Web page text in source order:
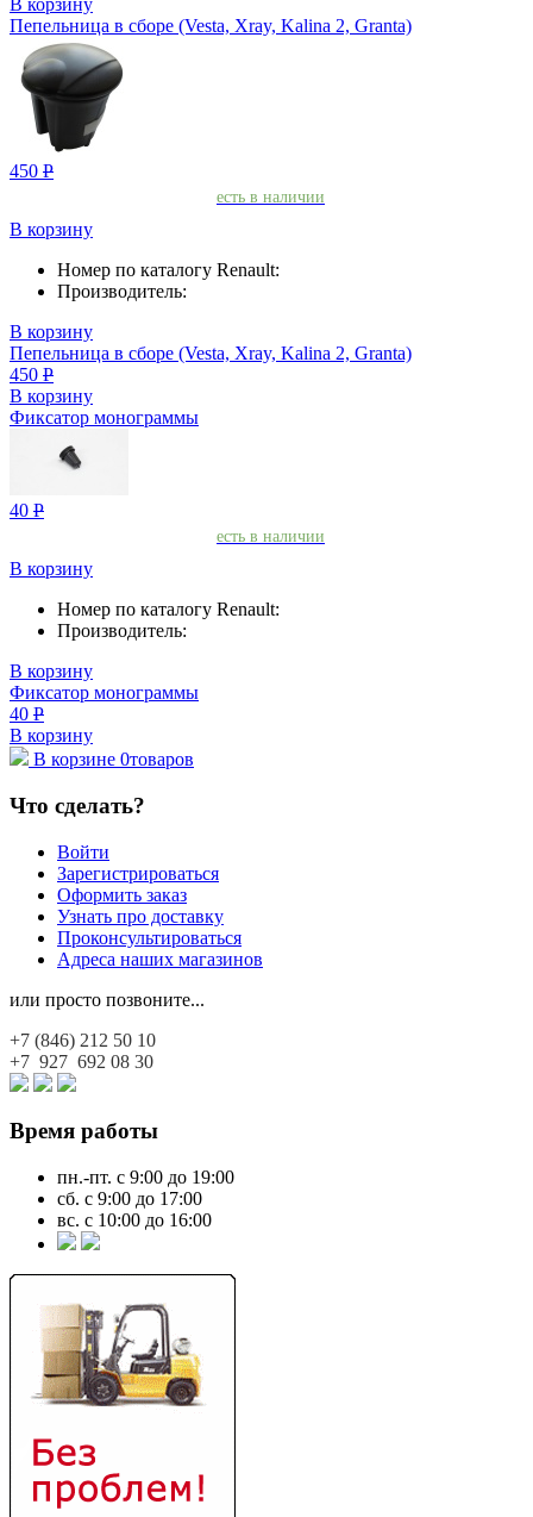
В корзину
Пепельница в сборе (Vesta, Xray, Kalina 2, Granta)
450 Р
есть в наличии
В корзину
Номер по каталогу Renault:
Производитель:
В корзину
Пепельница в сборе (Vesta, Xray, Kalina 2, Granta)
450 Р
В корзину
Фиксатор монограммы
40 Р
есть в наличии
В корзину
Номер по каталогу Renault:
Производитель:
В корзину
Фиксатор монограммы
40 Р
В корзину
В корзине 0товаров
Что сделать?
Войти
Зарегистрироваться
Оформить заказ
Узнать про доставку
Проконсультироваться
Адреса наших магазинов
или просто позвоните...
+7 (846) 212 50 10
+7 927 692 08 30
Время работы
пн.-пт. с 9:00 до 19:00
сб. с 9:00 до 17:00
вс. с 10:00 до 16:00